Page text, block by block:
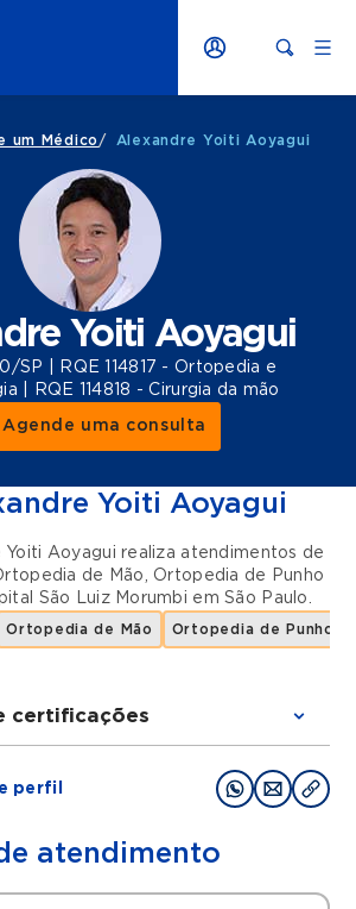
um Médico / Alexandre Yoiti Aoyagui
Yoiti Aoyagui
SP | RQE 114817 - Ortopedia e
| RQE 114818 - Cirurgia da mão
Agende uma consulta
Yoiti Aoyagui
Yoiti Aoyagui realiza atendimentos de
de Mão, Ortopedia de Punho
São Luiz Morumbi emSão Paulo.
Ortopedia de Mão Ortopedia de Punho
certificações
Traumatologia, especialização
de Medicina UNIFESP
perfil
atendimento